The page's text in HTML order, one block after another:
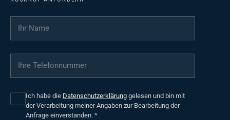
Ihr Name
Ihre Telefonnummer
Ich habe die Datenschutzerklärung gelesen und bin mit
der Verarbeitung meiner Angaben zur Bearbeitung der
Anfrage einverstanden. *